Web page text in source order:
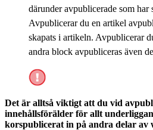
därunder avpublicerade som
Avpublicerar du en artikel
skapats i artikeln. Avpublicerar
andra block avpubliceras även
Det är alltså viktigt att du vid
innehållsförälder för allt
korspublicerat in på andra delar av